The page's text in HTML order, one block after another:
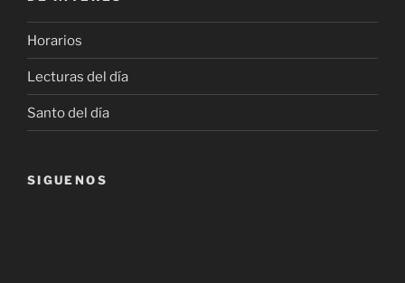
Horarios
Lecturas del día
Santo del día
SIGUENOS